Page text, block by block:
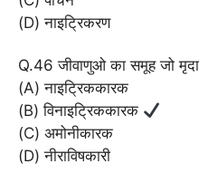
(D) नाइट्रिकरण
Q.46 जीवाणुओ का समूह जो
(A) नाइट्रिककारक
(B) विनाइट्रिककारक
(C) अमोनीकारक
(D) नीराविषकारी